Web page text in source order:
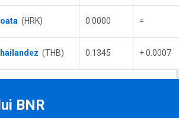
(HRK) 0.0000 =
(THB) 0.1345 + 0.0007
BNR